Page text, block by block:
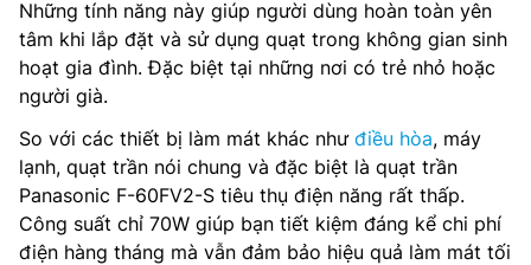
Những tính năng này giúp người dùng hoàn toàn yên
tâm khi lắp đặt và sử dụng quạt trong không gian sinh
hoạt gia đình. Đặc biệt tại những nơi có trẻ nhỏ hoặc
người già.
So với các thiết bị làm mát khác như điều hòa, máy
lạnh, quạt trần nói chung và đặc biệt là quạt trần
Panasonic F-60FV2-S tiêu thụ điện năng rất thấp.
Công suất chỉ 70W giúp bạn tiết kiệm đáng kể chi phí
điện hàng tháng mà vẫn đảm bảo hiệu quả làm mát tối